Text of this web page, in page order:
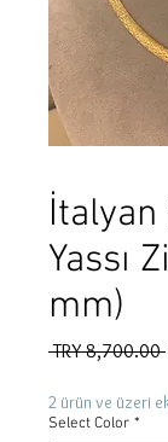
İtalyan
Yassı
mm)
TRY 8,700.00
2 ürün ve üzeri
Select Color *